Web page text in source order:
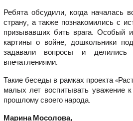
Ребята обсудили, когда началась
страну, а также познакомились с
призывавших бить врага. Особый
картины о войне, дошкольники
задавали вопросы и делились
впечатлениями.
Такие беседы в рамках проекта
малых лет воспитывать уважение
прошлому своего народа.
Марина Мосолова,